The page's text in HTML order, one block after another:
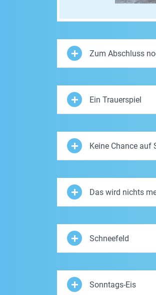
Zum Abschluss
Ein Trauerspiel
Keine Chance auf
Das wird nichts
Schneefeld
Sonntags-Eis